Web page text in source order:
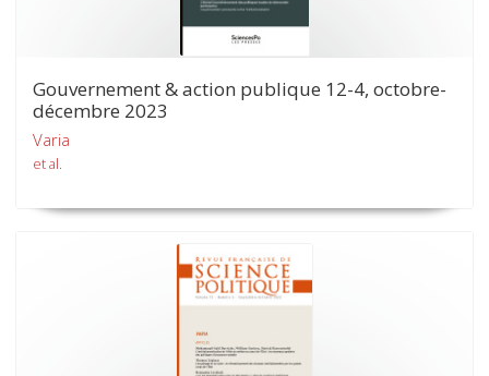
Gouvernement & action publique 12-4, octobre-
décembre 2023
Varia
et al.